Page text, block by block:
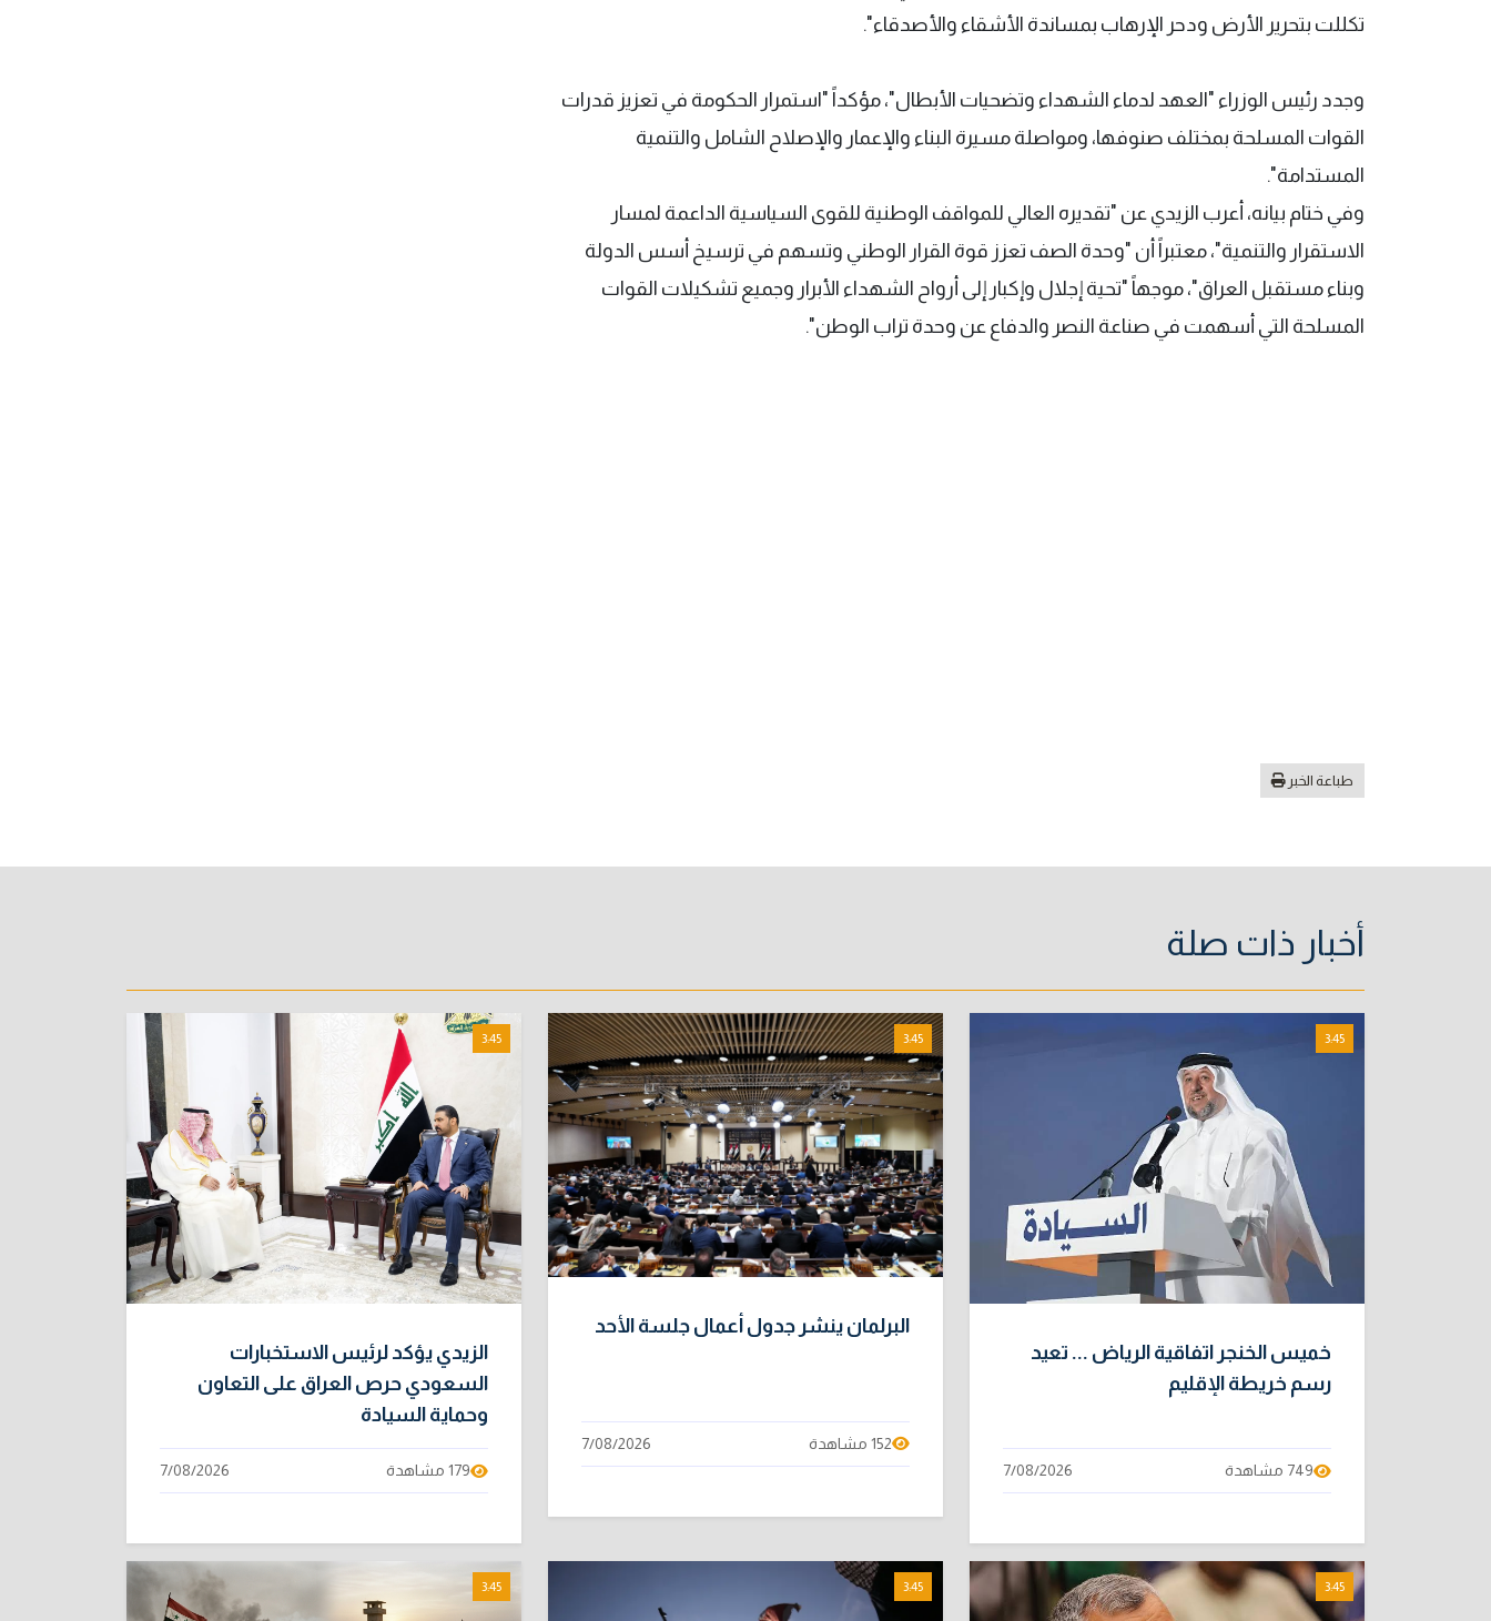
تكللت بتحرير الأرض ودحر الإرهاب بمساندة الأشقاء والأصدقاء".
وجدد رئيس الوزراء "العهد لدماء الشهداء وتضحيات الأبطال"، مؤكداً "استمرار الحكومة في تعزيز قدرات
القوات المسلحة بمختلف صنوفها، ومواصلة مسيرة البناء والإعمار والإصلاح الشامل والتنمية
المستدامة".
وفي ختام بيانه، أعرب الزيدي عن "تقديره العالي للمواقف الوطنية للقوى السياسية الداعمة لمسار
الاستقرار والتنمية"، معتبراً أن "وحدة الصف تعزز قوة القرار الوطني وتسهم في ترسيخ أسس الدولة
وبناء مستقبل العراق"، موجهاً "تحية إجلال وإكبار إلى أرواح الشهداء الأبرار وجميع تشكيلات القوات
المسلحة التي أسهمت في صناعة النصر والدفاع عن وحدة تراب الوطن".
طباعة الخبر
أخبار ذات صلة
3:45
خميس الخنجر اتفاقية الرياض ... تعيد
رسم خريطة الإقليم
749 مشاهدة 7/08/2026
3:45
البرلمان ينشر جدول أعمال جلسة الأحد
152 مشاهدة 7/08/2026
3:45
الزيدي يؤكد لرئيس الاستخبارات
السعودي حرص العراق على التعاون
وحماية السيادة
179 مشاهدة 7/08/2026
3:45
3:45
3:45